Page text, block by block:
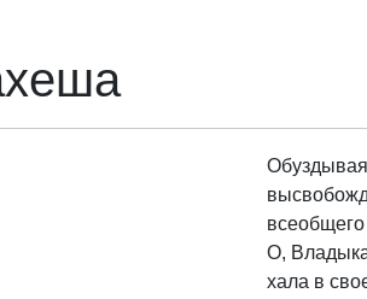
всеобщего
О,
хала в